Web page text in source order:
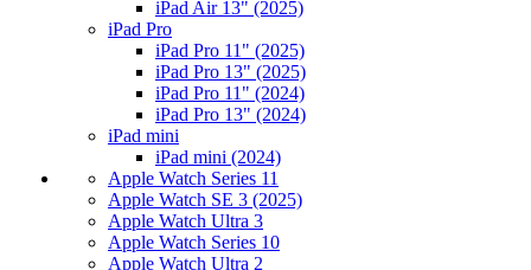
iPad Air 13" (2025)
iPad Pro
iPad Pro 11" (2025)
iPad Pro 13" (2025)
iPad Pro 11" (2024)
iPad Pro 13" (2024)
iPad mini
iPad mini (2024)
Apple Watch Series 11
Apple Watch SE 3 (2025)
Apple Watch Ultra 3
Apple Watch Series 10
Apple Watch Ultra 2